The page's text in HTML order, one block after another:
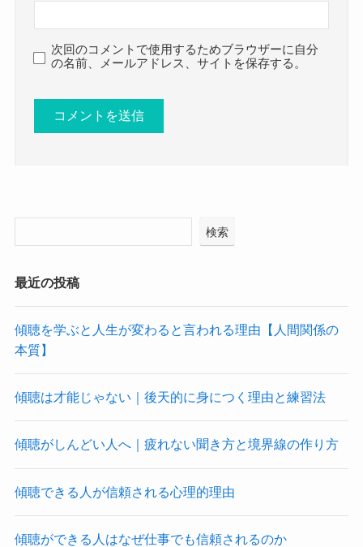
次回のコメントで使用するためブラウザーに自分
の名前、メールアドレス、サイトを保存する。
検索
最近の投稿
傾聴を学ぶと人生が変わると言われる理由【人間関係の
本質】
傾聴は才能じゃない｜後天的に身につく理由と練習法
傾聴がしんどい人へ｜疲れない聞き方と境界線の作り方
傾聴できる人が信頼される心理的理由
傾聴ができる人はなぜ仕事でも信頼されるのか